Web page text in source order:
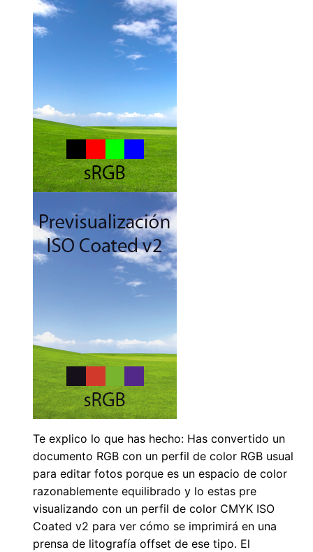
Te explico lo que has hecho: Has convertido un
documento RGB con un perfil de color RGB usual
para editar fotos porque es un espacio de color
razonablemente equilibrado y lo estas pre
visualizando con un perfil de color CMYK ISO
Coated v2 para ver cómo se imprimirá en una
prensa de litografía offset de ese tipo. El